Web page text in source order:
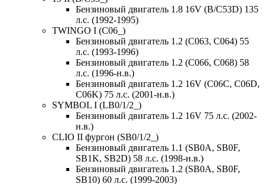
Бензиновый двигатель 1.8 16V (B/C53D) 135
л.с. (1992-1995)
TWINGO I (C06_)
Бензиновый двигатель 1.2 (C063, C064) 55
л.с. (1993-1996)
Бензиновый двигатель 1.2 (C066, C068) 58
л.с. (1996-н.в.)
Бензиновый двигатель 1.2 16V (C06C, C06D,
C06K) 75 л.с. (2001-н.в.)
SYMBOL I (LB0/1/2_)
Бензиновый двигатель 1.2 16V 75 л.с. (2002-
н.в.)
CLIO II фургон (SB0/1/2_)
Бензиновый двигатель 1.1 (SB0A, SB0F,
SB1K, SB2D) 58 л.с. (1998-н.в.)
Бензиновый двигатель 1.2 (SB0A, SB0F,
SB10) 60 л.с. (1999-2003)